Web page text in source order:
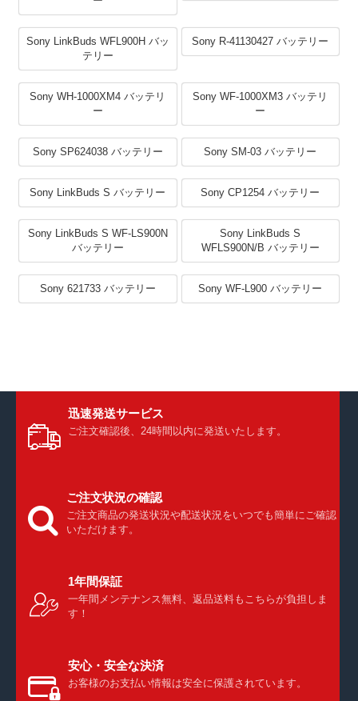
Sony LinkBuds WFL900H バッ
テリー
Sony R-41130427 バッテリー
Sony WH-1000XM4 バッテリ
ー
Sony WF-1000XM3 バッテリ
ー
Sony SP624038 バッテリー Sony SM-03 バッテリー
Sony LinkBuds S バッテリー Sony CP1254 バッテリー
Sony LinkBuds S WF-LS900N
バッテリー
Sony LinkBuds S
WFLS900N/B バッテリー
Sony 621733 バッテリー Sony WF-L900 バッテリー
迅速発送サービス
ご注文確認後、24時間以内に発送いたします。
ご注文状況の確認
ご注文商品の発送状況や配送状況をいつでも簡単にご確認
いただけます。
1年間保証
一年間メンテナンス無料、返品送料もこちらが負担しま
す！
安心・安全な決済
お客様のお支払い情報は安全に保護されています。